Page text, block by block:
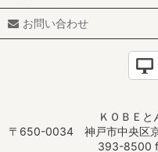
お問い合わせ
ＫＯＢＥと
〒650-0034 神戸市中央区
393-8500